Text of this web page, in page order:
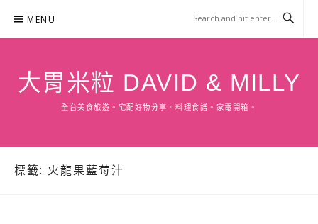
content
MENU
大胃米粒 DAVID & MILLY
全台美食旅遊。宅配好物分享。料理食譜。家電開箱。
標籤: 火龍果藍莓汁